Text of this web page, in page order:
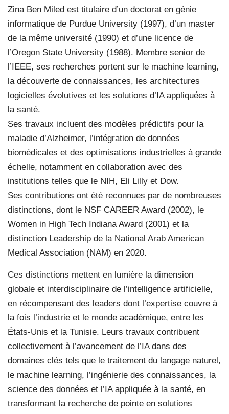
Zina Ben Miled est titulaire d’un doctorat en génie
informatique de Purdue University (1997), d’un master
de la même université (1990) et d’une licence de
l’Oregon State University (1988). Membre senior de
l’IEEE, ses recherches portent sur le machine learning,
la découverte de connaissances, les architectures
logicielles évolutives et les solutions d’IA appliquées à
la santé.
Ses travaux incluent des modèles prédictifs pour la
maladie d’Alzheimer, l’intégration de données
biomédicales et des optimisations industrielles à grande
échelle, notamment en collaboration avec des
institutions telles que le NIH, Eli Lilly et Dow.
Ses contributions ont été reconnues par de nombreuses
distinctions, dont le NSF CAREER Award (2002), le
Women in High Tech Indiana Award (2001) et la
distinction Leadership de la National Arab American
Medical Association (NAM) en 2020.
Ces distinctions mettent en lumière la dimension
globale et interdisciplinaire de l’intelligence artificielle,
en récompensant des leaders dont l’expertise couvre à
la fois l’industrie et le monde académique, entre les
États-Unis et la Tunisie. Leurs travaux contribuent
collectivement à l’avancement de l’IA dans des
domaines clés tels que le traitement du langage naturel,
le machine learning, l’ingénierie des connaissances, la
science des données et l’IA appliquée à la santé, en
transformant la recherche de pointe en solutions